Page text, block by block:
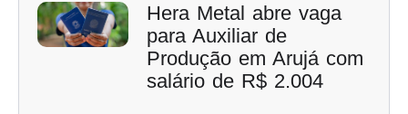
Hera Metal abre vaga
para Auxiliar de
Produção em Arujá com
salário de R$ 2.004